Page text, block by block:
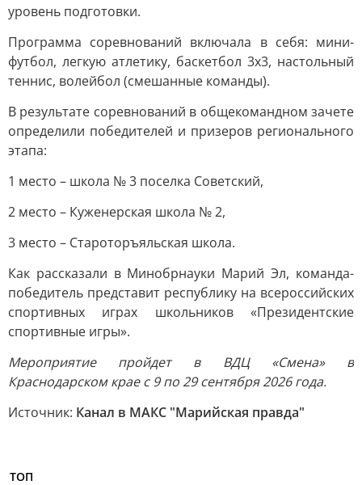
уровень подготовки.
Программа соревнований включала в себя: мини-
футбол, легкую атлетику, баскетбол 3x3, настольный
теннис, волейбол (смешанные команды).
В результате соревнований в общекомандном зачете
определили победителей и призеров регионального
этапа:
1 место – школа № 3 поселка Советский,
2 место – Куженерская школа № 2,
3 место – Староторъяльская школа.
Как рассказали в Минобрнауки Марий Эл, команда-
победитель представит республику на всероссийских
спортивных играх школьников «Президентские
спортивные игры».
Мероприятие пройдет в ВДЦ «Смена» в
Краснодарском крае с 9 по 29 сентября 2026 года.
Источник: Канал в МАКС "Марийская правда"
ТОП